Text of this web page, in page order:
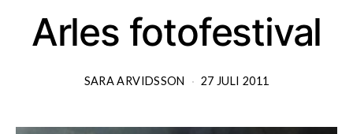
Arles fotofestival
SARA ARVIDSSON 27 JULI 2011